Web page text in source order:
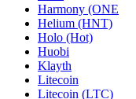
Harmony (ONE
Helium (HNT)
Holo (Hot)
Huobi
Klayth
Litecoin
Litecoin (LTC)